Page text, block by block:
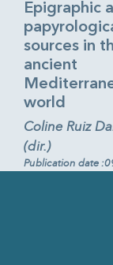
Epigraphic
sources in
ancient
world
Coline Ruiz
(dir.)
Publication date